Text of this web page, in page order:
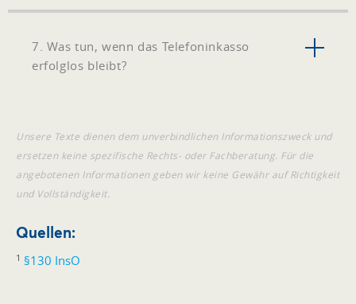
7. Was tun, wenn das Telefoninkasso
erfolglos bleibt?
Unsere Texte dienen dem unverbindlichen Informationszweck und
ersetzen keine spezifische Rechts- oder Fachberatung. Für die
angebotenen Informationen geben wir keine Gewähr auf Richtigkeit
und Vollständigkeit.
Quellen:
1 §130 InsO